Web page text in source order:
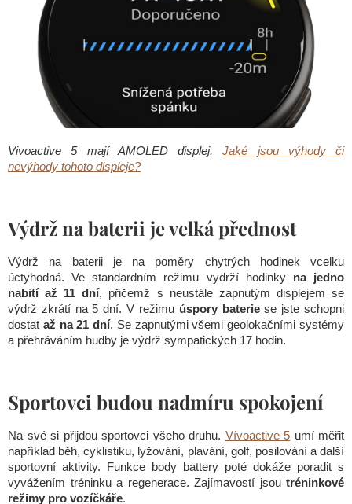
Vivoactive 5 mají AMOLED displej.Jaké jsou výhody či
nevýhody tohoto displeje?
Výdrž na baterii je velká přednost
Výdrž na baterii je na poměry chytrých hodinek vcelku
úctyhodná. Ve standardním režimu vydrží hodinky na jedno
nabití až 11 dní, přičemž s neustále zapnutým displejem se
výdrž zkrátí na 5 dní. V režimu úspory bateriese jste schopni
dostat až na 21 dní. Se zapnutými všemi geolokačními systémy
a přehráváním hudby je výdrž sympatických 17 hodin.
Sportovci budou nadmíru spokojení
Na své si přijdou sportovci všeho druhu. Vívoactive 5 umí měřit
například běh, cyklistiku, lyžování, plavání, golf, posilování a další
sportovní aktivity. Funkce body battery poté dokáže poradit s
vyvážením tréninku a regenerace. Zajímavostí jsou tréninkové
režimy pro vozíčkáře.